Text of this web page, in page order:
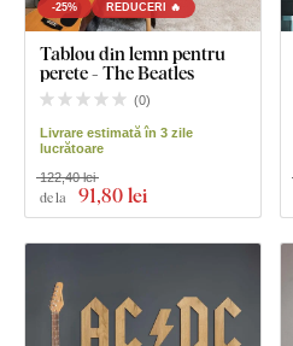
-25% REDUCERI 🔥
Tablou din lemn pentru
perete - The Beatles
(0)
Livrare estimată în 3 zile
lucrătoare
de la 91,80 lei
122,40 lei